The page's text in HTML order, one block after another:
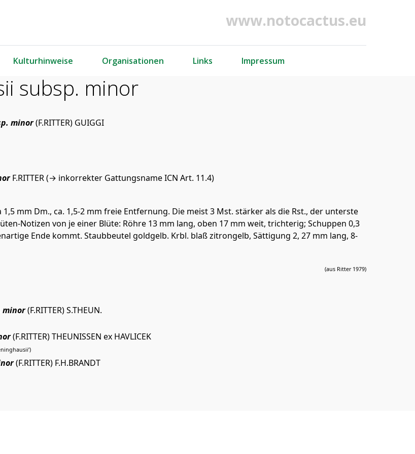
www.notocactus.eu
Kulturhinweise Organisationen Links Impressum
subsp. minor
minor(F.RITTER) GUIGGI
F.RITTER (→ inkorrekter Gattungsname ICN Art. 11.4)
1,5 mm Dm., ca. 1,5-2 mm freie Entfernung. Die meist 3 Mst. stärker als die Rst., der unterste
Notizen von je einer Blüte: Röhre 13 mm lang, oben 17 mm weit, trichterig; Schuppen 0,3
Ende kommt. Staubbeutel goldgelb. Krbl. blaß zitrongelb, Sättigung 2, 27 mm lang, 8-
(aus Ritter 1979)
minor(F.RITTER) S.THEUN.
(F.RITTER) THEUNISSEN ex HAVLICEK
(F.RITTER) F.H.BRANDT